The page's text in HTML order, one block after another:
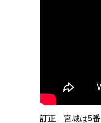
訂正 宮城は5番